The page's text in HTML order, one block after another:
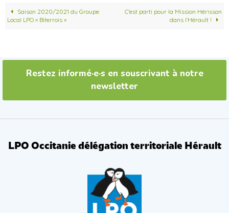
o
o
e
r
Saison 2020/2021 du Groupe
Local LPO « Biterrois »
C’est parti pour la Mission Hérisson
dans l’Hérault !
Restez informé·e·s en souscrivant à notre
newsletter
LPO Occitanie délégation territoriale Hérault